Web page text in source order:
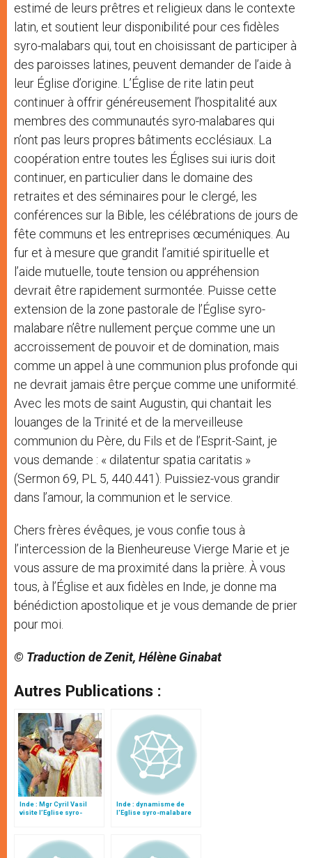
estimé de leurs prêtres et religieux dans le contexte
latin, et soutient leur disponibilité pour ces fidèles
syro-malabars qui, tout en choisissant de participer à
des paroisses latines, peuvent demander de l’aide à
leur Église d’origine. L’Église de rite latin peut
continuer à offrir généreusement l’hospitalité aux
membres des communautés syro-malabares qui
n’ont pas leurs propres bâtiments ecclésiaux. La
coopération entre toutes les Églises sui iuris doit
continuer, en particulier dans le domaine des
retraites et des séminaires pour le clergé, les
conférences sur la Bible, les célébrations de jours de
fête communs et les entreprises œcuméniques. Au
fur et à mesure que grandit l’amitié spirituelle et
l’aide mutuelle, toute tension ou appréhension
devrait être rapidement surmontée. Puisse cette
extension de la zone pastorale de l’Église syro-
malabare n’être nullement perçue comme une un
accroissement de pouvoir et de domination, mais
comme un appel à une communion plus profonde qui
ne devrait jamais être perçue comme une uniformité.
Avec les mots de saint Augustin, qui chantait les
louanges de la Trinité et de la merveilleuse
communion du Père, du Fils et de l’Esprit-Saint, je
vous demande : « dilatentur spatia caritatis »
(Sermon 69, PL 5, 440.441). Puissiez-vous grandir
dans l’amour, la communion et le service.
Chers frères évêques, je vous confie tous à
l’intercession de la Bienheureuse Vierge Marie et je
vous assure de ma proximité dans la prière. À vous
tous, à l’Église et aux fidèles en Inde, je donne ma
bénédiction apostolique et je vous demande de prier
pour moi.
© Traduction de Zenit, Hélène Ginabat
Autres Publications :
Inde : Mgr Cyril Vasil
visite l’Eglise syro-
Inde : dynamisme de
l'Eglise syro-malabare